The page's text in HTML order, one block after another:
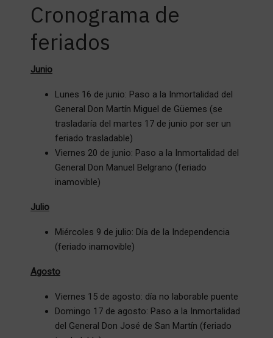
Cronograma de
feriados
Junio
Lunes 16 de junio: Paso a la Inmortalidad del
General Don Martín Miguel de Güemes (se
trasladaría del martes 17 de junio por ser un
feriado trasladable)
Viernes 20 de junio: Paso a la Inmortalidad del
General Don Manuel Belgrano (feriado
inamovible)
Julio
Miércoles 9 de julio: Día de la Independencia
(feriado inamovible)
Agosto
Viernes 15 de agosto: día no laborable puente
Domingo 17 de agosto: Paso a la Inmortalidad
del General Don José de San Martín (feriado